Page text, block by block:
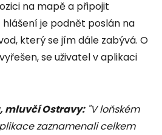
na mapě a připojit
je podnět poslán na
který se jím dále zabývá. O
se uživatel v aplikaci
mluvčí Ostravy:"V loňském
zaznamenali celkem